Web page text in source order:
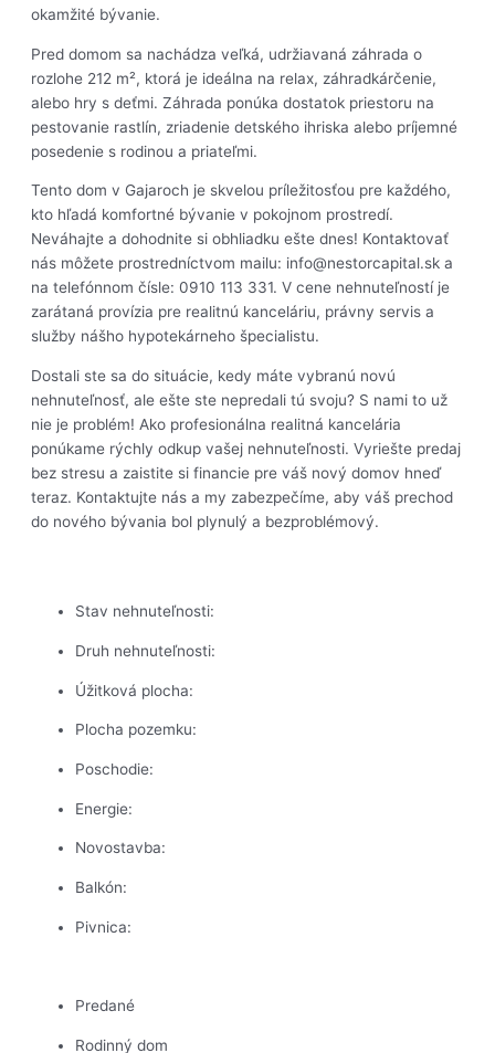
okamžité bývanie.
Pred domom sa nachádza veľká, udržiavaná záhrada o
rozlohe 212 m², ktorá je ideálna na relax, záhradkárčenie,
alebo hry s deťmi. Záhrada ponúka dostatok priestoru na
pestovanie rastlín, zriadenie detského ihriska alebo príjemné
posedenie s rodinou a priateľmi.
Tento dom v Gajaroch je skvelou príležitosťou pre každého,
kto hľadá komfortné bývanie v pokojnom prostredí.
Neváhajte a dohodnite si obhliadku ešte dnes! Kontaktovať
nás môžete prostredníctvom mailu: info@nestorcapital.sk a
na telefónnom čísle: 0910 113 331. V cene nehnuteľností je
zarátaná provízia pre realitnú kanceláriu, právny servis a
služby nášho hypotekárneho špecialistu.
Dostali ste sa do situácie, kedy máte vybranú novú
nehnuteľnosť, ale ešte ste nepredali tú svoju? S nami to už
nie je problém! Ako profesionálna realitná kancelária
ponúkame rýchly odkup vašej nehnuteľnosti. Vyriešte predaj
bez stresu a zaistite si financie pre váš nový domov hneď
teraz. Kontaktujte nás a my zabezpečíme, aby váš prechod
do nového bývania bol plynulý a bezproblémový.
Stav nehnuteľnosti:
Druh nehnuteľnosti:
Úžitková plocha:
Plocha pozemku:
Poschodie:
Energie:
Novostavba:
Balkón:
Pivnica:
Predané
Rodinný dom